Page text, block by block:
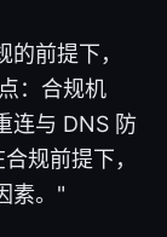
前提下，
：合规机
连与 DNS 防
规前提下，
素。"